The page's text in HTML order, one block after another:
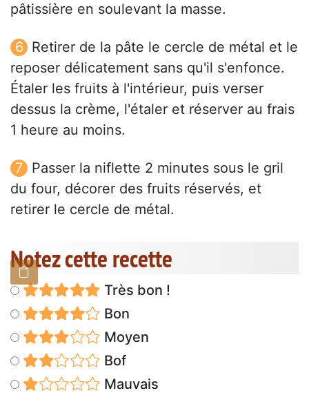
pâtissière en soulevant la masse.
Retirer de la pâte le cercle de métal et le
reposer délicatement sans qu'il s'enfonce.
Étaler les fruits à l'intérieur, puis verser
dessus la crème, l'étaler et réserver au frais
1 heure au moins.
Passer la niflette 2 minutes sous le gril
du four, décorer des fruits réservés, et
retirer le cercle de métal.
Notez cette recette
Très bon !
Bon
Moyen
Bof
Mauvais